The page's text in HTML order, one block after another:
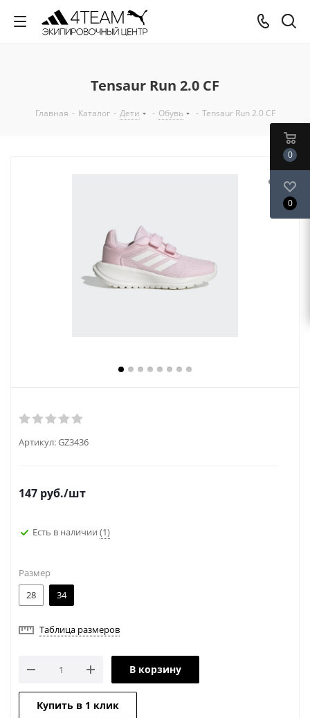
Tensaur Run 2.0 CF
Главная - Каталог - Дети - Обувь - Tensaur Run 2.0 CF
Артикул:GZ3436
147 руб./шт
Есть в наличии (1)
Размер
28
34
Таблица размеров
В корзину
Купить в 1 клик
0
0